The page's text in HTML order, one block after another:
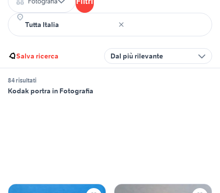
Salva ricerca Dal più rilevante
84 risultati
Kodak portra in Fotografia